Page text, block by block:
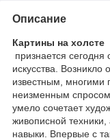
Описание
Картины на холсте
признается
искусства. Возникло
известным,
неизменным
умело сочетает
живописной
навыки. Впервые с